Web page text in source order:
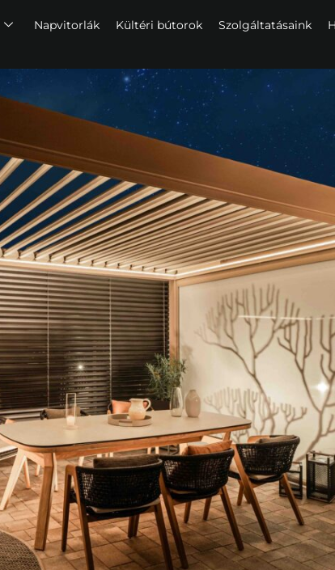
Napvitorlák Kültéri bútorok Szolgáltatásaink